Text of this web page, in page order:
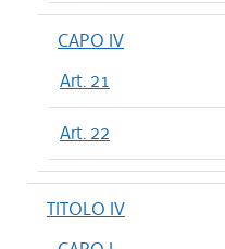
CAPO IV
Art. 21
Art. 22
TITOLO IV